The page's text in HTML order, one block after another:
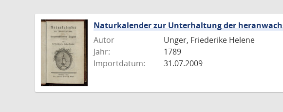
Naturkalender zur Unterhaltung der
Autor
Unger, Friederike Helene
Jahr:
1789
Importdatum:
31.07.2009